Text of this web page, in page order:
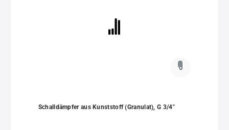
Schalldämpfer aus Kunststoff (Granulat), G 3/4"